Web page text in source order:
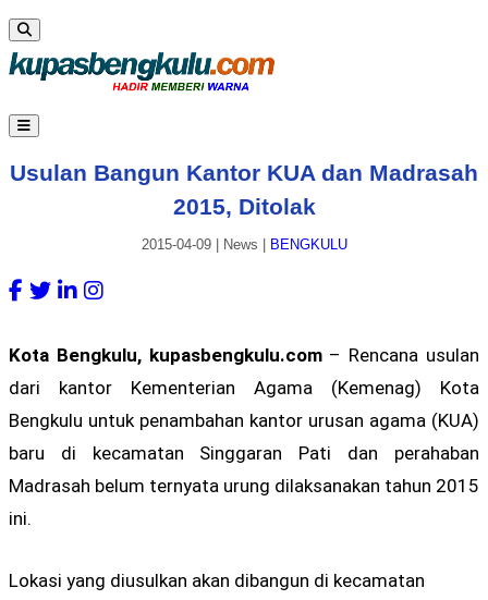
Usulan Bangun Kantor KUA dan Madrasah
2015, Ditolak
2015-04-09| News BENGKULU
Kota Bengkulu, kupasbengkulu.com– Rencana usulan
dari kantor Kementerian Agama (Kemenag) Kota
Bengkulu untuk penambahan kantor urusan agama (KUA)
baru di kecamatan Singgaran Pati dan perahaban
Madrasah belum ternyata urung dilaksanakan tahun 2015
ini.
Lokasi yang diusulkan akan dibangun di kecamatan